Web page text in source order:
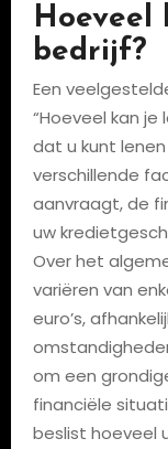
bedrijf?
Een
“Hoeveel kan
dat u kunt
verschillende
aanvraagt, de
uw
Over het
variëren van
euro’s,
om een
financiële
beslist hoeveel